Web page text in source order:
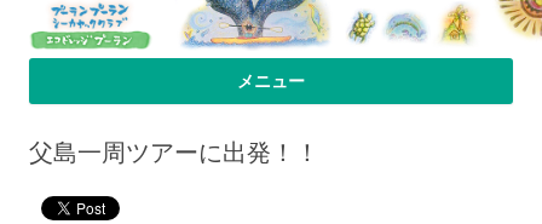
プーラン・プーラン｜小笠原父島 シ
ーカヤック 宿
小笠原父島のシーカヤックスクール＆ツアー「プーランプーランシーカ
ヤッククラブ」、森のコテージのお宿の「プーランビレッジ」のHPへよ
メニュー
父島一周ツアーに出発！！